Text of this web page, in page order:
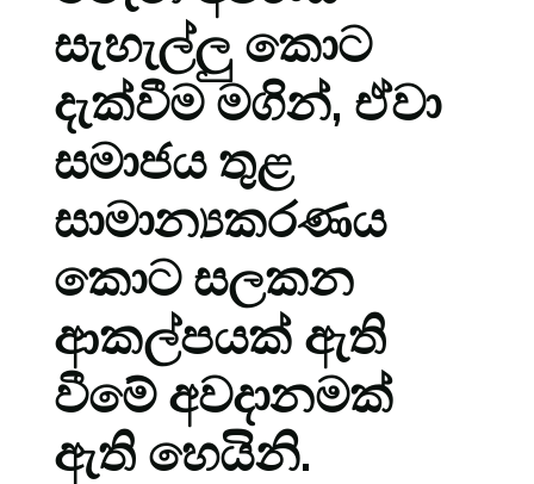
සැහැල්ලු කොට
දැක්වීම මගින්, ඒවා
සමාජය තුළ
සාමාන්‍යකරණය
කොට සලකන
ආකල්පයක් ඇති
වීමේ අවදානමක්
ඇති හෙයිනි.